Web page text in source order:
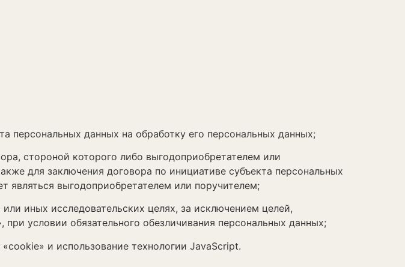
персональных данных на обработку его персональных данных;
стороной которого либо выгодоприобретателем или
для заключения договора по инициативе субъекта персональных
являться выгодоприобретателем или поручителем;
иных исследовательских целях, за исключением целей,
условии обязательного обезличивания персональных данных;
и использование технологии JavaScript.